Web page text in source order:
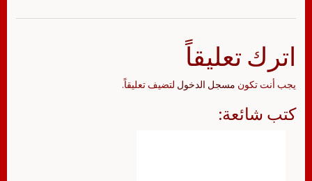
اترك تعليقاً
يجب أنت تكون مسجل الدخول لتضيف تعليقاً.
كتب شائعة: